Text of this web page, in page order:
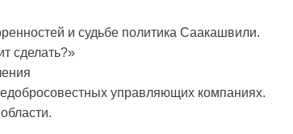
и судьбе политика Саакашвили.
сделать?»
управляющих компаниях.